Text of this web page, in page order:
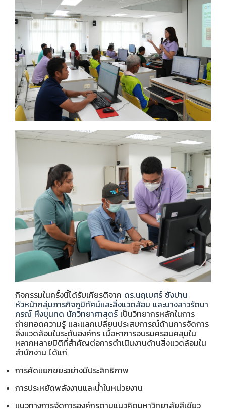
กิจกรรมในครั้งนี้ได้รับเกียรติจาก ดร.นฤเบศร์ ซังปาน
หัวหน้ากลุ่มภารกิจภูมิทัศน์และสิ่งแวดล้อม และนางสาวรัตนา
ภรณ์ หึงขุนทด นักวิทยาศาสตร์ เป็นวิทยากรหลักในการ
ถ่ายทอดความรู้ และแลกเปลี่ยนประสบการณ์ด้านการจัดการ
สิ่งแวดล้อมในระดับองค์กร เนื้อหาการอบรมครอบคลุมใน
หลากหลายมิติที่สำคัญต่อการดำเนินงานด้านสิ่งแวดล้อมใน
สำนักงาน ได้แก่
การคัดแยกขยะอย่างมีประสิทธิภาพ
การประหยัดพลังงานและน้ำในหน่วยงาน
แนวทางการจัดการองค์กรตามแนวคิดมหาวิทยาลัยสีเขียว